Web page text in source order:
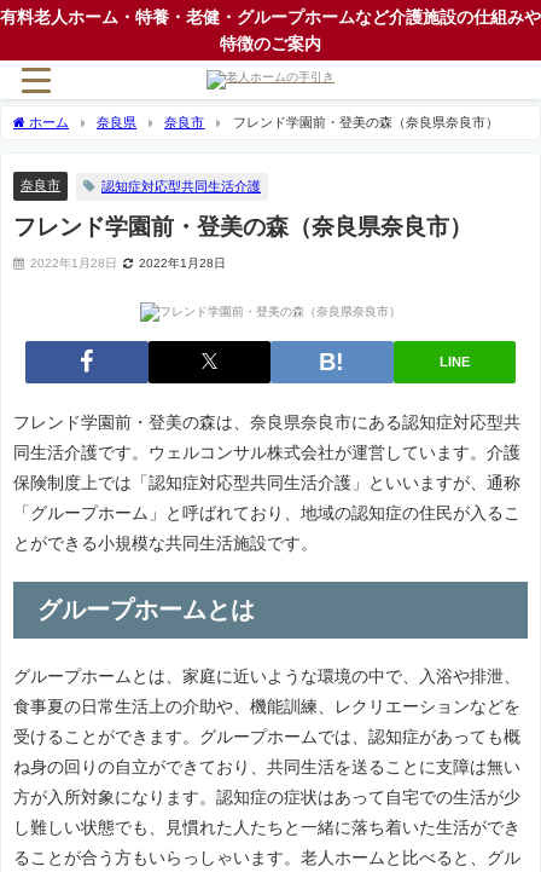
有料老人ホーム・特養・老健・グループホームなど介護施設の仕組みや
特徴のご案内
ホーム 奈良県 奈良市 フレンド学園前・登美の森（奈良県奈良市）
奈良市 認知症対応型共同生活介護
フレンド学園前・登美の森（奈良県奈良市）
2022年1月28日 2022年1月28日
LINE
フレンド学園前・登美の森は、奈良県奈良市にある認知症対応型共
同生活介護です。ウェルコンサル株式会社が運営しています。介護
保険制度上では「認知症対応型共同生活介護」といいますが、通称
「グループホーム」と呼ばれており、地域の認知症の住民が入るこ
とができる小規模な共同生活施設です。
グループホームとは
グループホームとは、家庭に近いような環境の中で、入浴や排泄、
食事夏の日常生活上の介助や、機能訓練、レクリエーションなどを
受けることができます。グループホームでは、認知症があっても概
ね身の回りの自立ができており、共同生活を送ることに支障は無い
方が入所対象になります。認知症の症状はあって自宅での生活が少
し難しい状態でも、見慣れた人たちと一緒に落ち着いた生活ができ
ることが合う方もいらっしゃいます。老人ホームと比べると、グル